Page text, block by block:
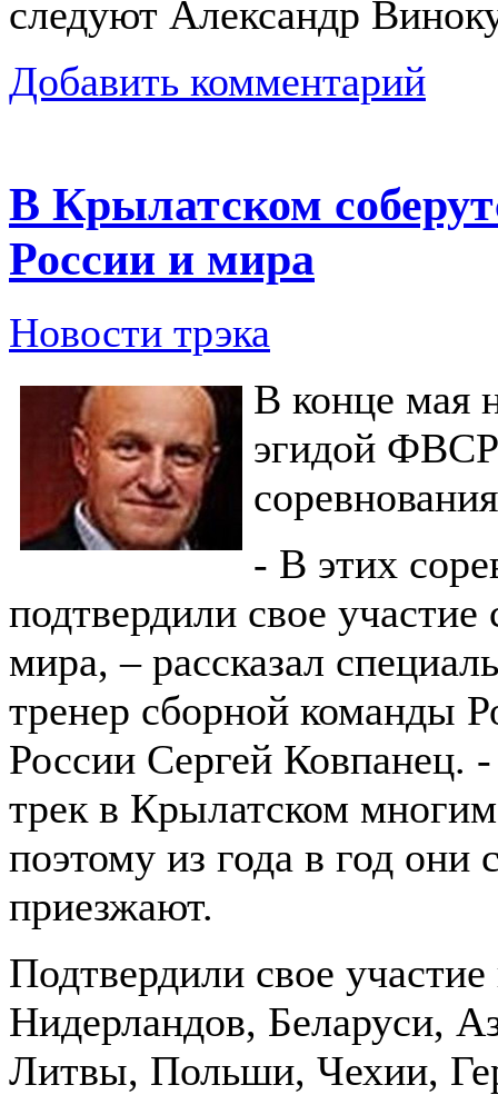
следуют Александр
Добавить комментарий
В Крылатском
России и мира
Новости трэка
В конце мая
эгидой ФВСР
- В этих
подтвердили свое
мира, – рассказал
тренер сборной команды
России Сергей Ковпанец.
трек в Крылатском
поэтому из года в год они
приезжают.
Подтвердили свое
Нидерландов, Беларуси,
Литвы, Польши, Чехии,